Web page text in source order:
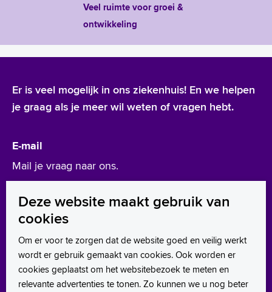
Veel ruimte voor groei &
ontwikkeling
Er is veel mogelijk in ons ziekenhuis! En we helpen
je graag als je meer wil weten of vragen hebt.
E-mail
Mail je vraag naar ons.
werken@asz.nl
Leer ons kennen
LinkedIn
Instagram
Deze website maakt gebruik van
cookies
Om er voor te zorgen dat de website goed en veilig werkt
wordt er gebruik gemaakt van cookies. Ook worden er
cookies geplaatst om het websitebezoek te meten en
relevante advertenties te tonen. Zo kunnen we u nog beter